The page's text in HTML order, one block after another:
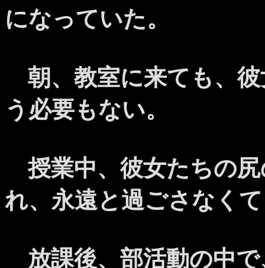
になっていた。
朝、教室に来ても、
う必要もない。
授業中、彼女たちの
れ、永遠と過ごさなく
放課後、部活動の中